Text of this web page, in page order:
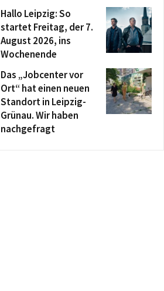
Hallo Leipzig: So
startet Freitag, der 7.
August 2026, ins
Wochenende
Das „Jobcenter vor
Ort“ hat einen neuen
Standort in Leipzig-
Grünau. Wir haben
nachgefragt